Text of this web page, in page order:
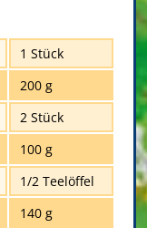
1 Stück
200 g
2 Stück
100 g
1/2 Teelöffel
140 g